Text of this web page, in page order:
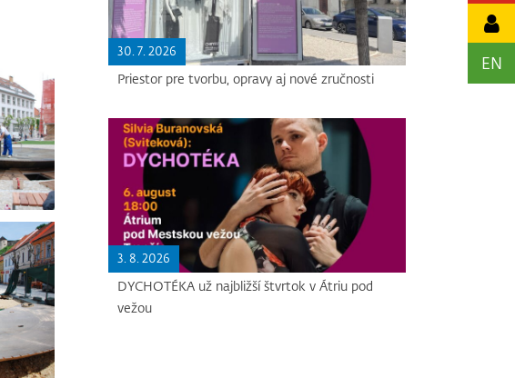
EN
30. 7. 2026
Priestor pre tvorbu, opravy aj nové zručnosti
3. 8. 2026
DYCHOTÉKA už najbližší štvrtok v Átriu pod
vežou